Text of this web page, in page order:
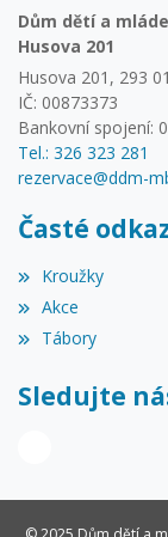
Dům dětí a
Husova 201
Husova 201, 293
IČ: 00873373
Bankovní spojení:
Tel.: 326 323 281
rezervace@ddm-
Časté
Kroužky
Akce
Tábory
Sledujte